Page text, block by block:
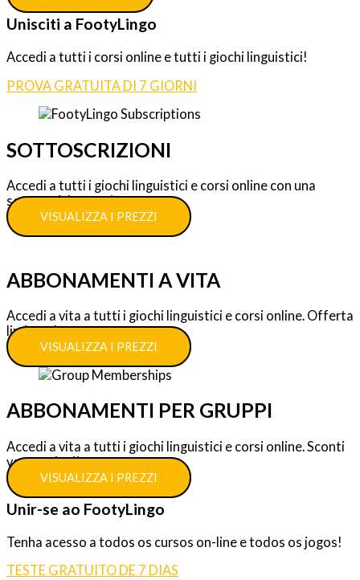
Unisciti a FootyLingo
Accedi a tutti i corsi online e tutti i giochi linguistici!
PROVA GRATUITA DI 7 GIORNI
SOTTOSCRIZIONI
Accedi a tutti i giochi linguistici e corsi online con una
sottoscrizione unica.
VISUALIZZA I PREZZI
ABBONAMENTI A VITA
Accedi a vita a tutti i giochi linguistici e corsi online. Offerta
limitata!
VISUALIZZA I PREZZI
ABBONAMENTI PER GRUPPI
Accedi a vita a tutti i giochi linguistici e corsi online. Sconti
vantaggiosi!
VISUALIZZA I PREZZI
Unir-se ao FootyLingo
Tenha acesso a todos os cursos on-line e todos os jogos!
TESTE GRATUITO DE 7 DIAS